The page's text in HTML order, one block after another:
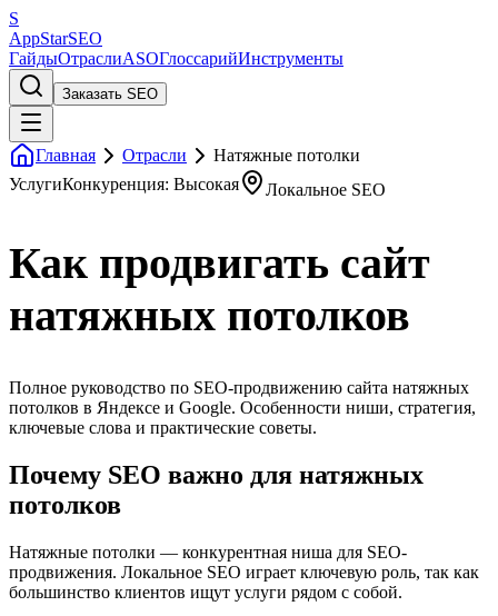
S
AppStarSEO
ГайдыОтраслиASOГлоссарийИнструменты
Заказать SEO
Главная Отрасли
Натяжные потолки
УслугиКонкуренция: Высокая Локальное SEO
Как продвигать сайт
натяжных потолков
Полное руководство по SEO-продвижению сайта натяжных
потолков в Яндексе и Google. Особенности ниши, стратегия,
ключевые слова и практические советы.
Почему SEO важно для натяжных
потолков
Натяжные потолки — конкурентная ниша для SEO-
продвижения. Локальное SEO играет ключевую роль, так как
большинство клиентов ищут услуги рядом с собой.